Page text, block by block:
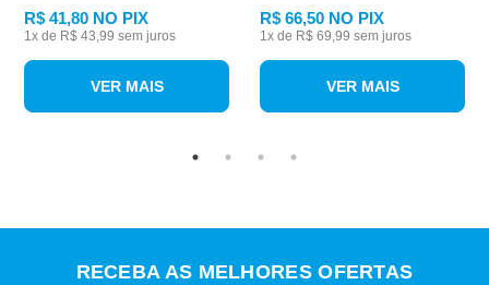
R$ 41,80 NO PIX
1x de R$ 43,99 sem juros
VER MAIS
R$ 66,50 NO PIX
1x de R$ 69,99 sem juros
VER MAIS
RECEBA AS MELHORES OFERTAS